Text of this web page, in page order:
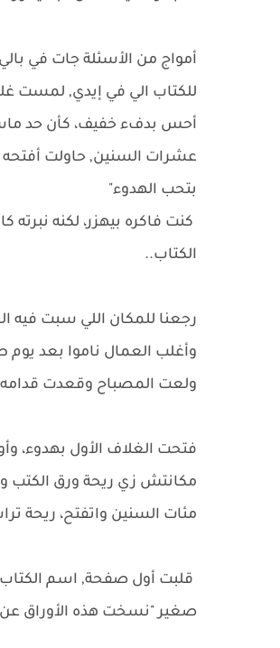
أمواج من الأسئلة جات في
للكتاب الي في إيدي, لمست
أحس بدفء خفيف، كأن حد
عشرات السنين, حاولت أفتحه
بتحب الهدوء"
كنت فاكره بيهزر، لكنه
الكتاب..
رجعنا للمكان اللي سبت فيه
وأغلب العمال ناموا بعد
ولعت المصباح وقعدت قدامه
فتحت الغلاف الأول بهدوء،
مكانتش زي ريحة ورق الكتب
مئات السنين واتفتح، ريحة
قلبت أول صفحة, اسم
صغير "نسخت هذه الأوراق